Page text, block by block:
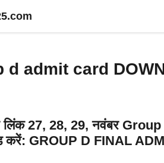
d admit card
लिंक 27, 28, 29, नवंबर
करें: GROUP D FINAL